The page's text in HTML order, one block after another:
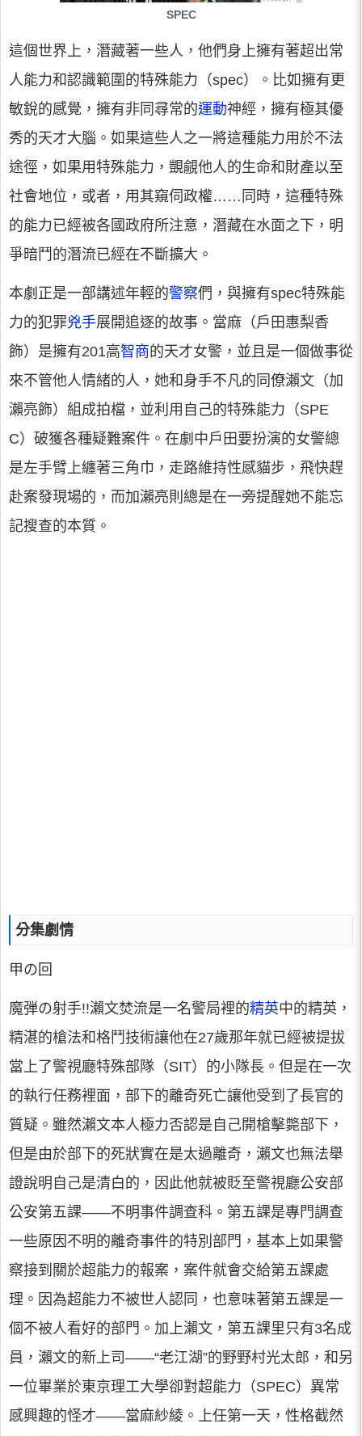
SPEC
這個世界上，潛藏著一些人，他們身上擁有著超出常
人能力和認識範圍的特殊能力（spec）。比如擁有更
敏銳的感覺，擁有非同尋常的運動神經，擁有極其優
秀的天才大腦。如果這些人之一將這種能力用於不法
途徑，如果用特殊能力，覬覦他人的生命和財產以至
社會地位，或者，用其窺伺政權……同時，這種特殊
的能力已經被各國政府所注意，潛藏在水面之下，明
爭暗鬥的潛流已經在不斷擴大。
本劇正是一部講述年輕的警察們，與擁有spec特殊能
力的犯罪兇手展開追逐的故事。當麻（戶田惠梨香
飾）是擁有201高智商的天才女警，並且是一個做事從
來不管他人情緒的人，她和身手不凡的同僚瀨文（加
瀨亮飾）組成拍檔，並利用自己的特殊能力（SPE
C）破獲各種疑難案件。在劇中戶田要扮演的女警總
是左手臂上纏著三角巾，走路維持性感貓步，飛快趕
赴案發現場的，而加瀨亮則總是在一旁提醒她不能忘
記搜查的本質。
分集劇情
甲の回
魔弾の射手!!瀨文焚流是一名警局裡的精英中的精英，
精湛的槍法和格鬥技術讓他在27歲那年就已經被提拔
當上了警視廳特殊部隊（SIT）的小隊長。但是在一次
的執行任務裡面，部下的離奇死亡讓他受到了長官的
質疑。雖然瀨文本人極力否認是自己開槍擊斃部下，
但是由於部下的死狀實在是太過離奇，瀨文也無法舉
證說明自己是清白的，因此他就被貶至警視廳公安部
公安第五課——不明事件調查科。第五課是專門調查
一些原因不明的離奇事件的特別部門，基本上如果警
察接到關於超能力的報案，案件就會交給第五課處
理。因為超能力不被世人認同，也意味著第五課是一
個不被人看好的部門。加上瀨文，第五課里只有3名成
員，瀨文的新上司——“老江湖”的野野村光太郎，和另
一位畢業於東京理工大學卻對超能力（SPEC）異常
感興趣的怪才——當麻紗綾。上任第一天，性格截然